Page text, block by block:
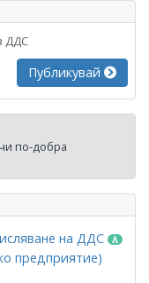
ДДС
Публикувай
по-добра
на ДДС
предприятие)